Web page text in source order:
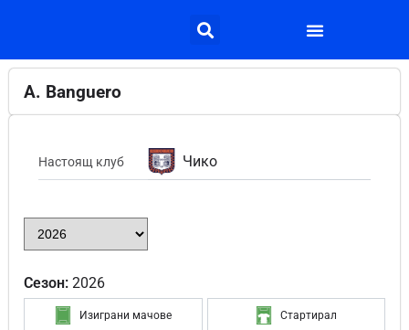
A. Banguero
Настоящ клуб Чико
Сезон: 2026
Изиграни мачове Стартирал